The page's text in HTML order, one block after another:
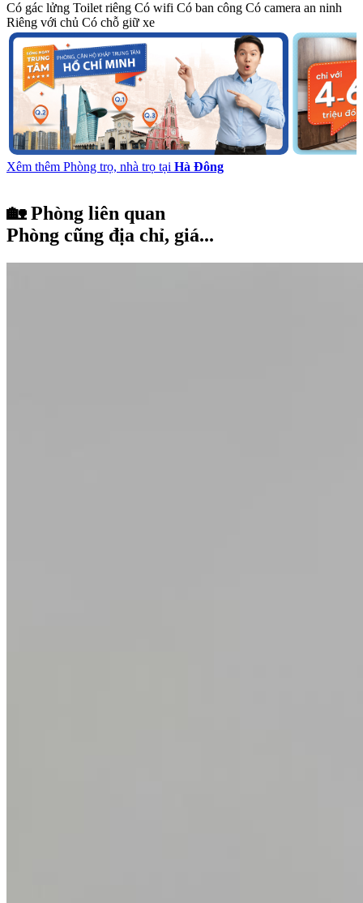
Có gác lửng Toilet riêng Có wifi Có ban công Có camera an ninh
Riêng với chủ Có chỗ giữ xe
Xêm thêm Phòng trọ, nhà trọ tại Hà Đông
🏡 Phòng liên quan
Phòng cũng địa chỉ, giá...